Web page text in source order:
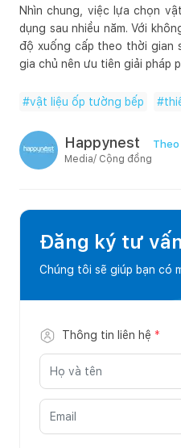
Nhìn chung, việc lựa chọn
dụng sau nhiều năm. Với
độ xuống cấp theo thời gian
gia chủ nên ưu tiên giải pháp
#vật liệu ốp tường bếp #
Happynest
Media/ Cộng đồng
Đăng ký tư
Chúng tôi sẽ giúp bạn có
Thông tin liên hệ *